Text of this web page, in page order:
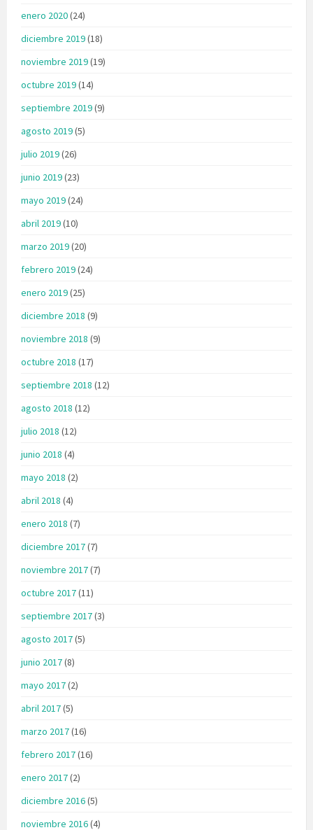
enero 2020(24)
diciembre 2019(18)
noviembre 2019(19)
octubre 2019(14)
septiembre 2019(9)
agosto 2019(5)
julio 2019(26)
junio 2019(23)
mayo 2019(24)
abril 2019(10)
marzo 2019(20)
febrero 2019(24)
enero 2019(25)
diciembre 2018 (9)
noviembre 2018 (9)
octubre 2018 (17)
septiembre 2018 (12)
agosto 2018 (12)
julio 2018 (12)
junio 2018 (4)
mayo 2018 (2)
abril 2018 (4)
enero 2018 (7)
diciembre 2017(7)
noviembre 2017(7)
octubre 2017(11)
septiembre 2017(3)
agosto 2017(5)
junio 2017(8)
mayo 2017(2)
abril 2017(5)
marzo 2017(16)
febrero 2017(16)
enero 2017(2)
diciembre 2016(5)
noviembre 2016(4)